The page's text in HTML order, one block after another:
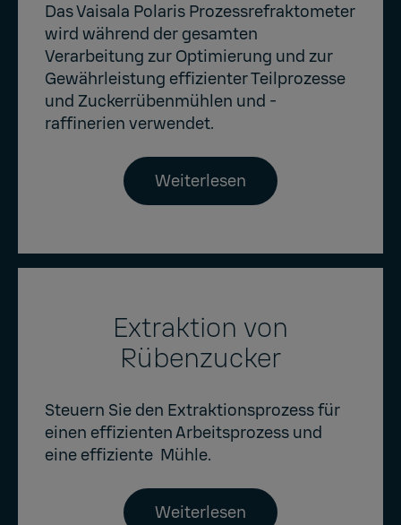
Das Vaisala Polaris Prozessrefraktometer
wird während der gesamten
Verarbeitung zur Optimierung und zur
Gewährleistung effizienter Teilprozesse
und Zuckerrübenmühlen und -
raffinerien verwendet.
Weiterlesen
Extraktion von
Rübenzucker
Steuern Sie den Extraktionsprozess für
einen effizienten Arbeitsprozess und
eine effiziente Mühle.
Weiterlesen